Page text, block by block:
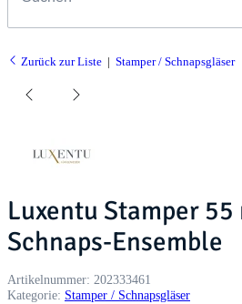
Zurück zur Liste Stamper / Schnapsgläser
Luxentu Stamper
Schnaps-Ensemble
Artikelnummer: 202333461
Kategorie: Stamper / Schnapsgläser